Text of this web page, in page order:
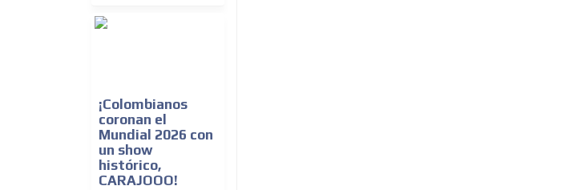
¡Colombianos
coronan el
Mundial 2026 con
un show
histórico,
CARAJOOO!